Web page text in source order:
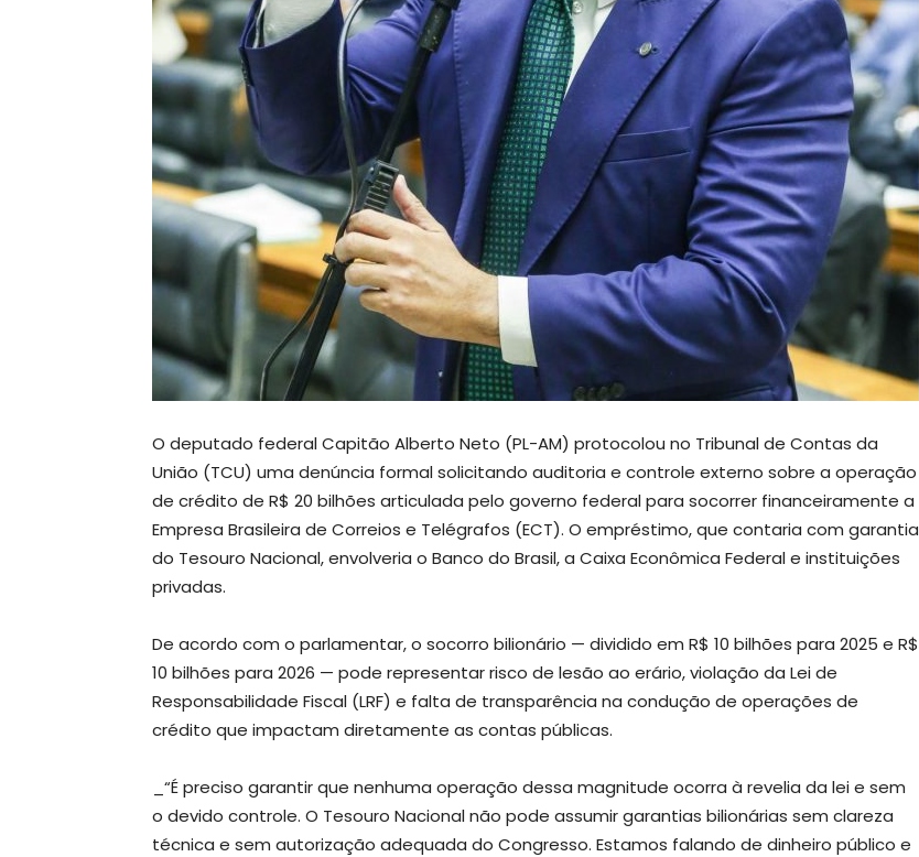
O deputado federal Capitão Alberto Neto (PL-AM) protocolou no Tribunal de Contas da
União (TCU) uma denúncia formal solicitando auditoria e controle externo sobre a operação
de crédito de R$ 20 bilhões articulada pelo governo federal para socorrer financeiramente a
Empresa Brasileira de Correios e Telégrafos (ECT). O empréstimo, que contaria com garantia
do Tesouro Nacional, envolveria o Banco do Brasil, a Caixa Econômica Federal e instituições
privadas.
De acordo com o parlamentar, o socorro bilionário — dividido em R$ 10 bilhões para 2025 e R$
10 bilhões para 2026 — pode representar risco de lesão ao erário, violação da Lei de
Responsabilidade Fiscal (LRF) e falta de transparência na condução de operações de
crédito que impactam diretamente as contas públicas.
_“É preciso garantir que nenhuma operação dessa magnitude ocorra à revelia da lei e sem
o devido controle. O Tesouro Nacional não pode assumir garantias bilionárias sem clareza
técnica e sem autorização adequada do Congresso. Estamos falando de dinheiro público e